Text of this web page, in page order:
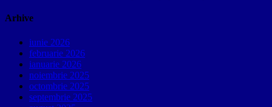
Arhive
iunie 2026
februarie 2026
ianuarie 2026
noiembrie 2025
octombrie 2025
septembrie 2025